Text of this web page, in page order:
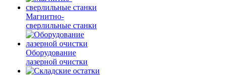
Магнитно-
сверлильные станки
Оборудование
лазерной очистки